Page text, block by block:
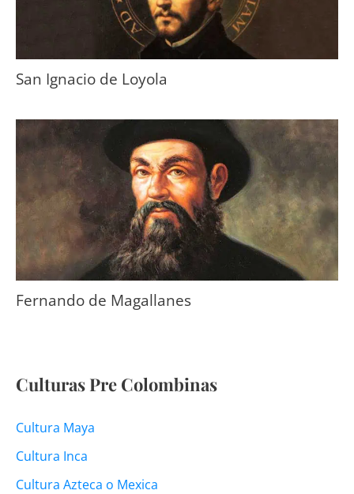
San Ignacio de Loyola
Fernando de Magallanes
Culturas Pre Colombinas
Cultura Maya
Cultura Inca
Cultura Azteca o Mexica